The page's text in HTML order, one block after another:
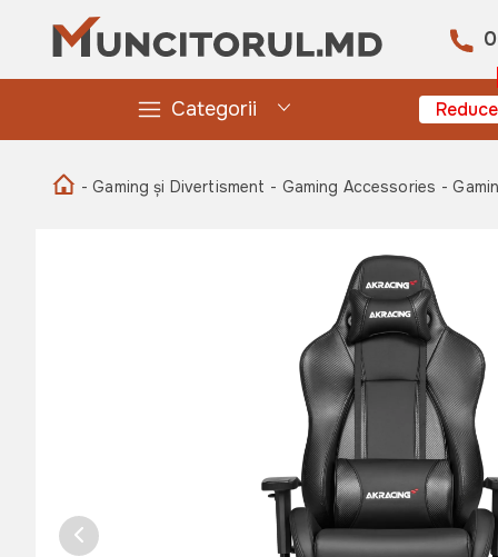
Categorii
- Gaming și Divertisment - Gaming Accessories -